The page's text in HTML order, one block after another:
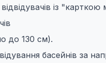
із "карткою
до 130 см).
басейнів за